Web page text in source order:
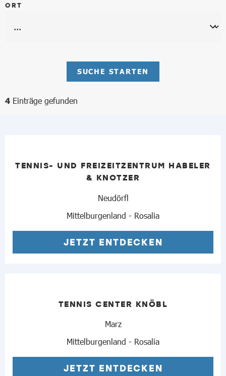
ORT
SUCHE STARTEN
4 Einträge gefunden
TENNIS- UND FREIZEITZENTRUM HABELER
& KNOTZER
Neudörfl
Mittelburgenland - Rosalia
JETZT ENTDECKEN
TENNIS CENTER KNÖBL
Marz
Mittelburgenland - Rosalia
JETZT ENTDECKEN